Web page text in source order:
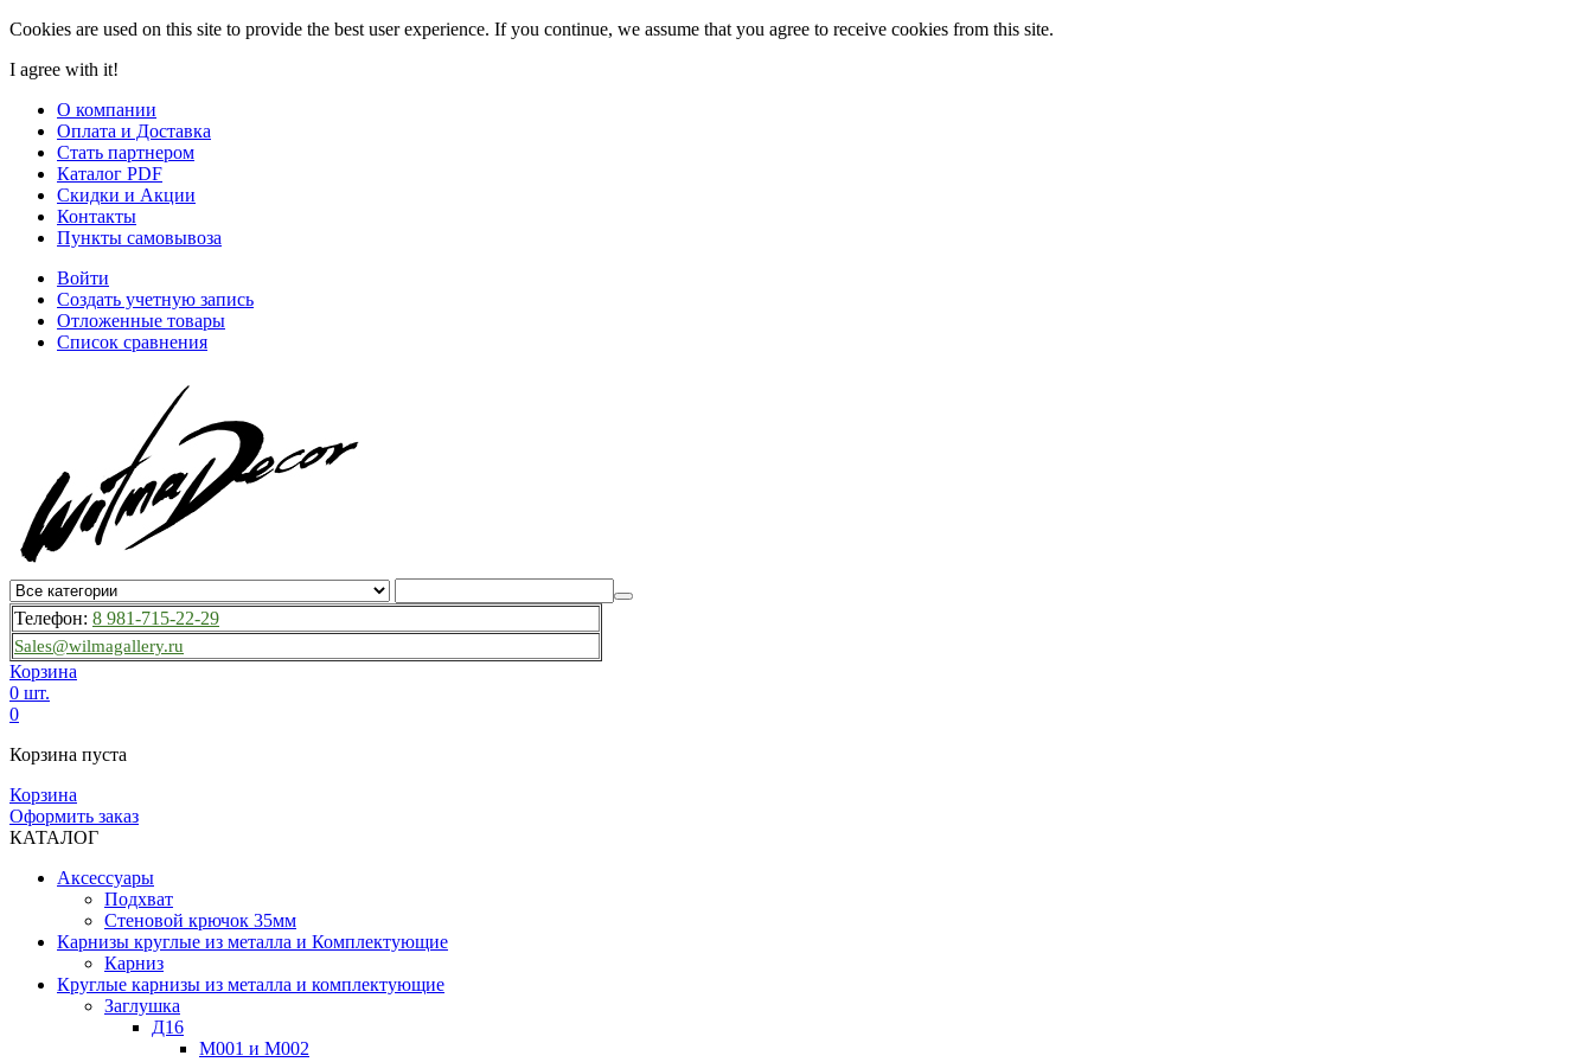
Cookies are used on this site to provide the best user experience. If you continue, we assume that you agree to receive cookies from this site.
I agree with it!
О компании
Оплата и Доставка
Стать партнером
Каталог PDF
Скидки и Акции
Контакты
Пункты самовывоза
Войти
Создать учетную запись
Отложенные товары
Список сравнения
Телефон: 8 981-715-22-29
Sales@wilmagallery.ru
Корзина
0 шт.
0
Корзина пуста
Корзина
Оформить заказ
КАТАЛОГ
Аксессуары
Подхват
Стеновой крючок 35мм
Карнизы круглые из металла и Комплектующие
Карниз
Круглые карнизы из металла и комплектующие
Заглушка
Д16
М001 и М002